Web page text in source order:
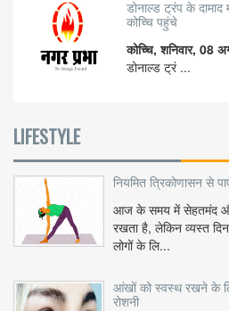
डोनाल्ड ट्रंप के दामाद
कोच्चि पहुंचे
कोच्चि, शनिवार, 08
डोनाल्ड ट्रं ...
LIFESTYLE
नियमित त्रिकोणासन से
आज के समय में सेहतमंद
रखता है, लेकिन व्यस्त
लोगों के लि...
आंखों को स्वस्थ रखने के
रोशनी